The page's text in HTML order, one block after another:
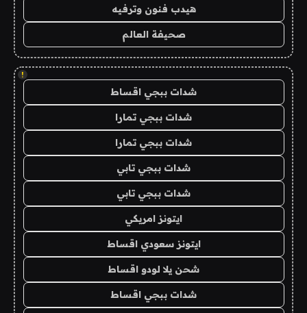
هيدب فنون وترفيه
صحيفة العالم
!
شدات ببجي اقساط
شدات ببجي تمارا
شدات ببجي تمارا
شدات ببجي تابي
شدات ببجي تابي
ايتونز امريكي
ايتونز سعودي اقساط
شحن يلا لودو اقساط
شدات ببجي اقساط